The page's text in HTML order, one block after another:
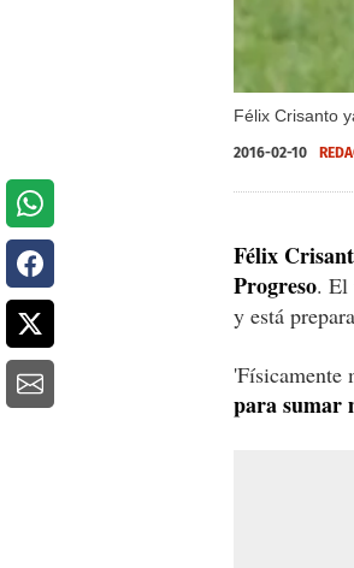
Félix Crisanto
2016-02-10
Félix
Progreso. El
y está
'Físicamente
para sumar